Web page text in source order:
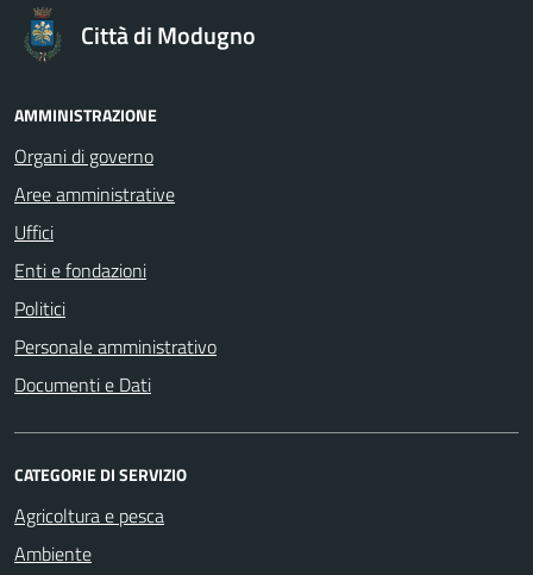
Città di Modugno
AMMINISTRAZIONE
Organi di governo
Aree amministrative
Uffici
Enti e fondazioni
Politici
Personale amministrativo
Documenti e Dati
CATEGORIE DI SERVIZIO
Agricoltura e pesca
Ambiente